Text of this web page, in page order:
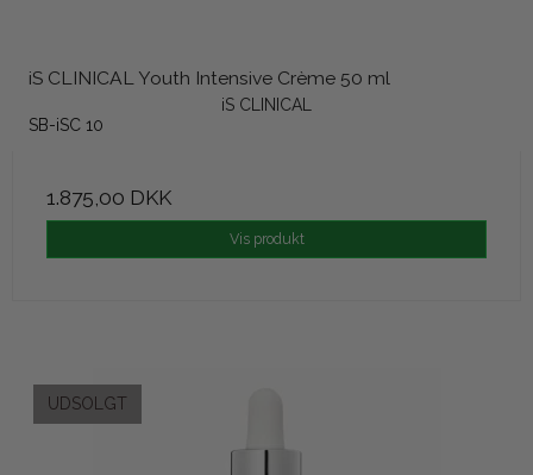
iS CLINICAL Youth Intensive Crème 50 ml
iS CLINICAL
SB-iSC 10
1.875,00 DKK
Vis produkt
UDSOLGT